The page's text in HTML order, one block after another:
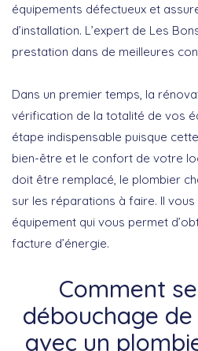
équipements défectueux et
d’installation. L’expert de Les
prestation dans de meilleures
Dans un premier temps, la
vérification de la totalité de vos
étape indispensable puisque
bien-être et le confort de votre
doit être remplacé, le plombier
sur les réparations à faire. Il
équipement qui vous permet
facture d’énergie.
Comment
débouchage
avec un